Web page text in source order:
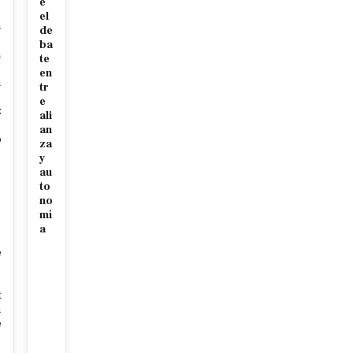
el
de
ba
te
en
tr
e
ali
an
za
y
au
to
no
mí
a